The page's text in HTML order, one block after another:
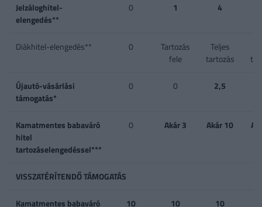
Jelzáloghitel-
elengedés**
0 1 4
Diákhitel-elengedés** 0
Tartozás
fele
Teljes
tartozás
Újautó-vásárlási
támogatás*
0 0 2,5
Kamatmentes babaváró
hitel
tartozáselengedéssel***
0 Akár 3 Akár 10
VISSZATÉRÍTENDŐ TÁMOGATÁS
Kamatmentes babaváró
10 10 10